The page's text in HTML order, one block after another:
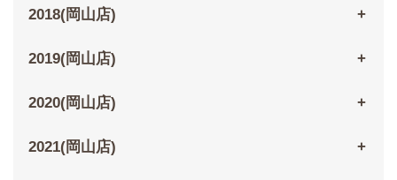
2018(岡山店)
2019(岡山店)
2020(岡山店)
2021(岡山店)